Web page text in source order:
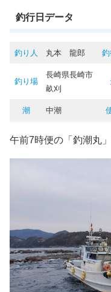
釣行日データ
釣り人 丸本 龍郎
釣り場
長崎県長崎市
畝刈
潮 中潮
午前7時便の「釣潮丸